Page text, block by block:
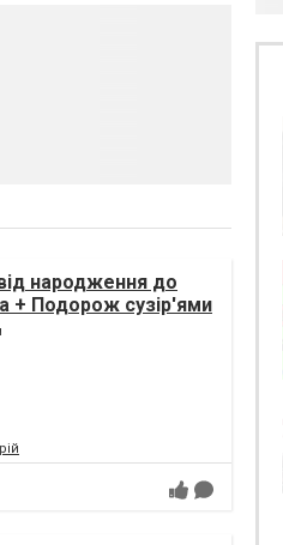
народження до
+ Подорож сузір'ями